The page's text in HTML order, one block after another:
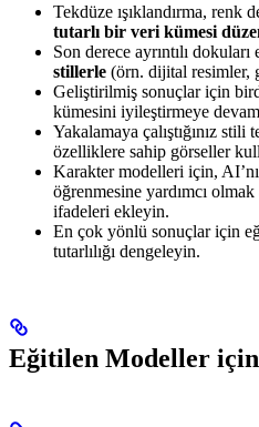
Tekdüze ışıklandırma, renk
tutarlı bir veri kümesi
Son derece ayrıntılı
stillerle (örn. dijital resimler,
Geliştirilmiş sonuçlar için
kümesini iyileştirmeye
Yakalamaya çalıştığınız stili
özelliklere sahip görseller
Karakter modelleri için,
öğrenmesine yardımcı
ifadeleri ekleyin.
En çok yönlü sonuçlar için
tutarlılığı dengeleyin.
Eğitilen Modeller